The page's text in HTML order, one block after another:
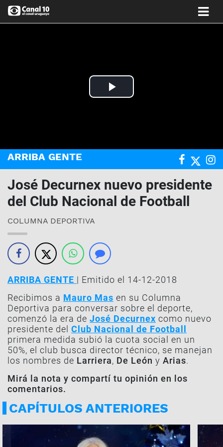
Play
ARRIBA GENTE
José Decurnex nuevo presidente
del Club Nacional de Football
COLUMNA DEPORTIVA
ARRIBA GENTE | Emitido el 14-12-2018
Recibimos a Mauro Mas en su Columna
Deportiva para conversar sobre el deporte,
comenzó la era de José Decurnex como nuevo
presidente del Club Nacional de Football
primera medida subió la cuota social en un
50%, el club busca director técnico, se manejan
los nombres de Larriera, De León y Arias.
Mirá la nota y compartí tu opinión en los
comentarios.
CAPÍTULOS ANTERIORES